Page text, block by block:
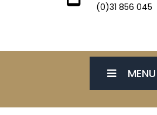
(0)31 856 045
MENU